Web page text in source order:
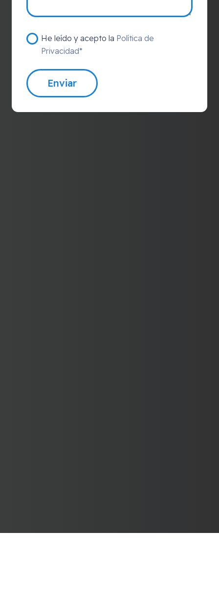
He leído y acepto la Política de
Privacidad*